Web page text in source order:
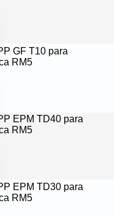
GF T10 para
RM5
EPM TD40 para
RM5
EPM TD30 para
RM5